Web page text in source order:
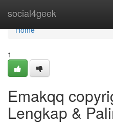
social4geek
Home
Home
1
Emakqq
Lengkap &